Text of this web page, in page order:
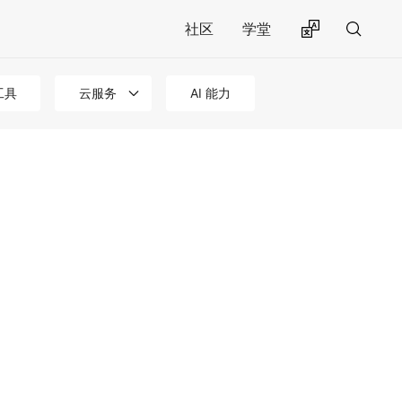
社区 学堂
具 云服务 AI 能力